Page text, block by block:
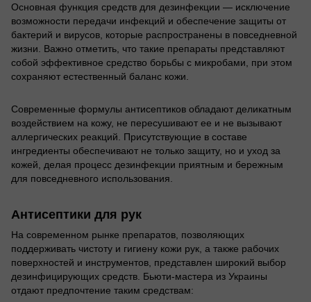
Основная функция средств для дезинфекции — исключение
возможности передачи инфекций и обеспечение защиты от
бактерий и вирусов, которые распространены в повседневной
жизни. Важно отметить, что такие препараты представляют
собой эффективное средство борьбы с микробами, при этом
сохраняют естественный баланс кожи.
Современные формулы антисептиков обладают деликатным
воздействием на кожу, не пересушивают ее и не вызывают
аллергических реакций. Присутствующие в составе
ингредиенты обеспечивают не только защиту, но и уход за
кожей, делая процесс дезинфекции приятным и бережным
для повседневного использования.
Антисептики для рук
На современном рынке препаратов, позволяющих
поддерживать чистоту и гигиену кожи рук, а также рабочих
поверхностей и инструментов, представлен широкий выбор
дезинфицирующих средств. Бьюти-мастера из Украины
отдают предпочтение таким средствам: